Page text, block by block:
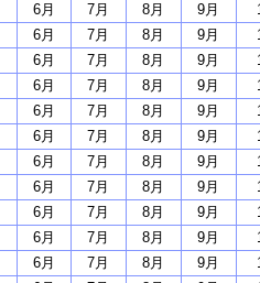
6月 7月 8月 9月
6月 7月 8月 9月
6月 7月 8月 9月
6月 7月 8月 9月
6月 7月 8月 9月
6月 7月 8月 9月
6月 7月 8月 9月
6月 7月 8月 9月
6月 7月 8月 9月
6月 7月 8月 9月
6月 7月 8月 9月